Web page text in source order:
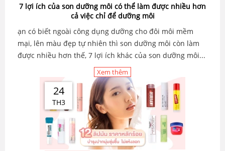
7 lợi ích của son dưỡng môi có thể làm được nhiều hơn
cả việc chỉ để dưỡng môi
ạn có biết ngoài công dụng dưỡng cho đôi môi mềm
mại, lên màu đẹp tự nhiên thì son dưỡng môi còn làm
được nhiều hơn thế, 7 lợi ích khác của son dưỡng môi...
Xem thêm
24
TH3